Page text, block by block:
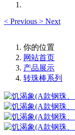
< Previous > Next
你的位置
网站首页
产品展示
转珠棒系列